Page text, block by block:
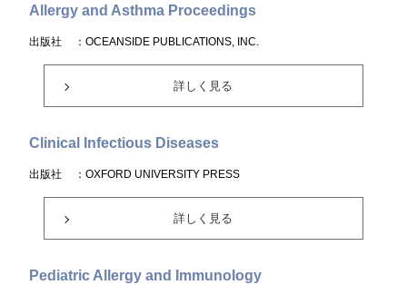
Allergy and Asthma Proceedings
出版社 ：OCEANSIDE PUBLICATIONS, INC.
詳しく見る
Clinical Infectious Diseases
出版社 ：OXFORD UNIVERSITY PRESS
詳しく見る
Pediatric Allergy and Immunology